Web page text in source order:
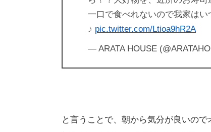
一口で食べれないので我家は
♪ pic.twitter.com/Ltioa9hR2A
— ARATA HOUSE
と言うことで、朝から気分が良いの